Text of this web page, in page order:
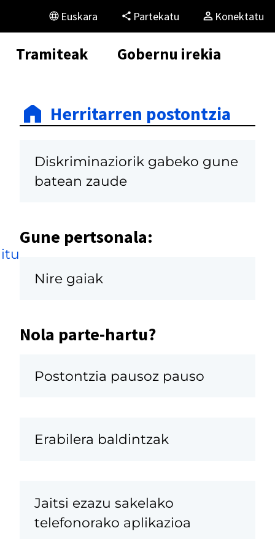
Euskara Partekatu Konektatu
Tramiteak Gobernu irekia
Herritarren postontzia
Diskriminaziorik gabeko gune
batean zaude
Gune pertsonala:
Nire gaiak
Nola parte-hartu?
Postontzia pausoz pauso
Erabilera baldintzak
Jaitsi ezazu sakelako
telefonorako aplikazioa